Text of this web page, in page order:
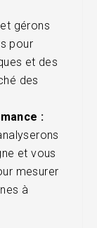
gérons
pour
et des
des
:
et vous
mesurer
à